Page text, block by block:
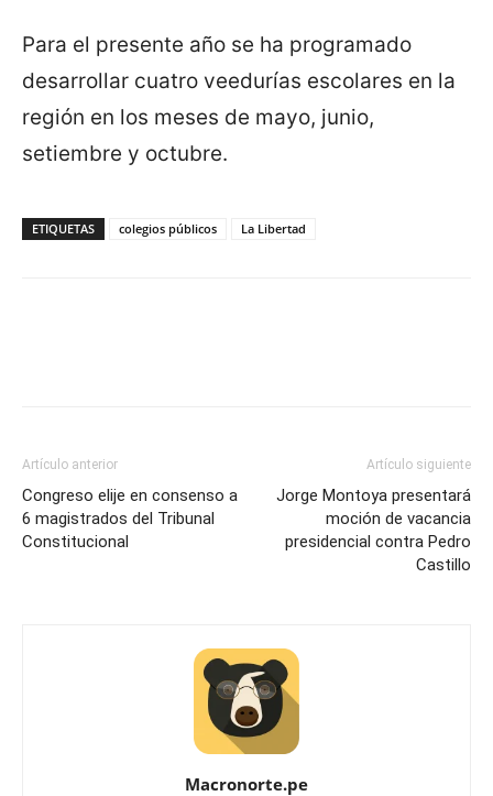
Para el presente año se ha programado
desarrollar cuatro veedurías escolares en la
región en los meses de mayo, junio,
setiembre y octubre.
ETIQUETAS colegios públicos La Libertad
Artículo anterior
Congreso elije en consenso a
6 magistrados del Tribunal
Constitucional
Artículo siguiente
Jorge Montoya presentará
moción de vacancia
presidencial contra Pedro
Castillo
Macronorte.pe